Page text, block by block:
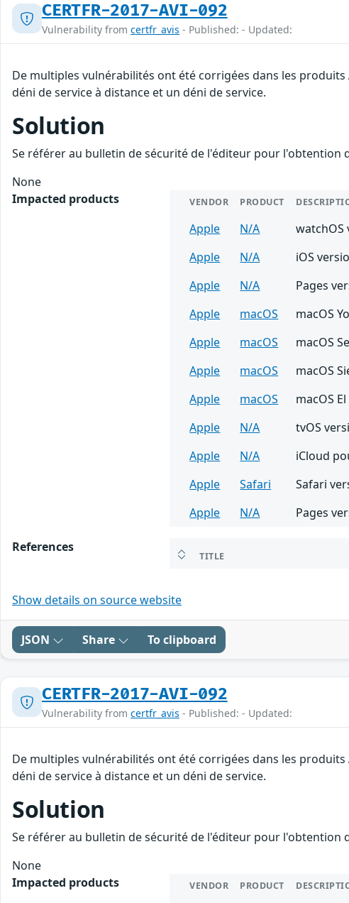
CERTFR-2017-AVI-092
Vulnerability from certfr_avis - Published: - Updated:
De multiples vulnérabilités ont été corrigées dans les
déni de service à distance et un déni de service.
Solution
Se référer au bulletin de sécurité de l'éditeur pour l'obtention
None
Impacted products
VENDOR PRODUCT
Apple N/A
watchOS
Apple
N/A
iOS
Apple
N/A
Pages
Apple
macOS
macOS
Apple
macOS
macOS
Apple
macOS
macOS
Apple
macOS
macOS
Apple
N/A
tvOS
Apple
N/A
iCloud
Apple
Safari
Safari
Apple
N/A Pages
References
TITLE
Show details on source website
JSON Share To clipboard
CERTFR-2017-AVI-092
Vulnerability from certfr_avis - Published: - Updated:
De multiples vulnérabilités ont été corrigées dans les
déni de service à distance et un déni de service.
Solution
Se référer au bulletin de sécurité de l'éditeur pour l'obtention
None
Impacted products
VENDOR PRODUCT